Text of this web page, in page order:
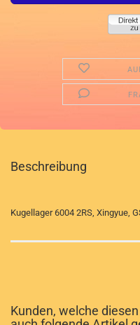
Beschreibung
Kugellager 6004 2RS, Xingyue,
Kunden, welche